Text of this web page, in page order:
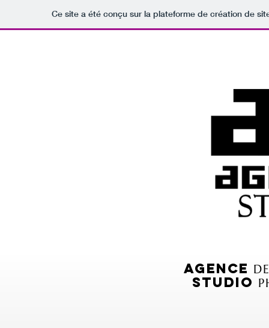
Ce site a été conçu sur la plateforme de création de
agencE
STUDIO